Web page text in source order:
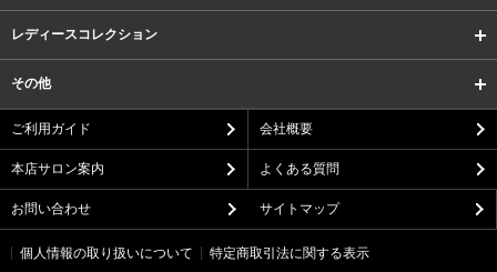
レディースコレクション
その他
ご利用ガイド 会社概要
本店サロン案内 よくある質問
お問い合わせ サイトマップ
個人情報の取り扱いについて 特定商取引法に関する表示